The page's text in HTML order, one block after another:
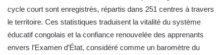
cycle court sont enregistrés, répartis dans 251 centres à travers
le territoire. Ces statistiques traduisent la vitalité du système
éducatif congolais et la confiance renouvelée des apprenants
envers l’Examen d’État, considéré comme un baromètre du